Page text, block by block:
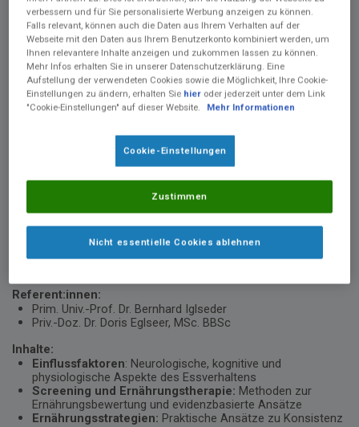
Videobeschreibung
Zusammenhänge zwischen Demenz und Mangelernährung
sowie die komplexen physiologischen Veränderungen, die das
Essverhalten im Krankheitsverlauf beeinflussen. Sie erfahren,
welche neurologischen Mechanismen hinter
Appetitveränderungen, Schluckstörungen und
Leitlinien lernen Sie praxisnahe Strategien zur
Referent:innen:
Prim. Univ.-Prof. Dr. Bernhard Iglseder
Priv.-Doz. Dr. Doris Eglseer, MSc. BBSc
Inhalte:
Einflussfaktoren: Neurologische, kognitive und
physiologische Aspekte des Essverhaltens
Screening und Ernährungstherapie: Methoden zur
Ernährungsbewertung und evidenzbasierte Ansätze
Ernährungsstrategien: Praktische Ansätze zu Konsistenz
verbessern und für Sie personalisierte Werbung anzeigen zu können.
Falls relevant, können auch die Daten aus Ihrem Verhalten auf der
Webseite mit den Daten aus Ihrem Benutzerkonto kombiniert werden, um
Ihnen relevantere Inhalte anzeigen und zukommen lassen zu können.
Mehr Infos erhalten Sie in unserer Datenschutzerklärung. Eine
Aufstellung der verwendeten Cookies sowie die Möglichkeit, Ihre Cookie-
Einstellungen zu ändern, erhalten Sie hier oder jederzeit unter dem Link
"Cookie-Einstellungen" auf dieser Website.
Mehr Informationen
Cookie-Einstellungen
Nicht essentielle Cookies ablehnen
Zustimmen